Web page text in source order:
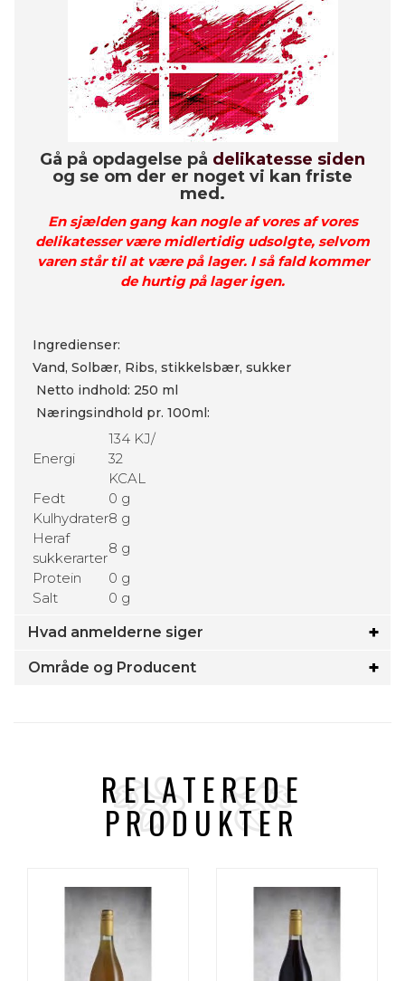
Gå på opdagelse på delikatesse siden
og se om der er noget vi kan friste
med.
En sjælden gang kan nogle af vores af vores
delikatesser være midlertidig udsolgte, selvom
varen står til at være på lager. I så fald kommer
de hurtig på lager igen.
Ingredienser:
Vand, Solbær, Ribs, stikkelsbær, sukker
Netto indhold: 250 ml
Næringsindhold pr. 100ml:
Energi
134 KJ/
32
KCAL
Fedt
0 g
Kulhydrater8 g
Heraf
sukkerarter
8 g
Protein
0 g
Salt
0 g
Hvad anmelderne siger
Område og Producent
RELATEREDE
PRODUKTER